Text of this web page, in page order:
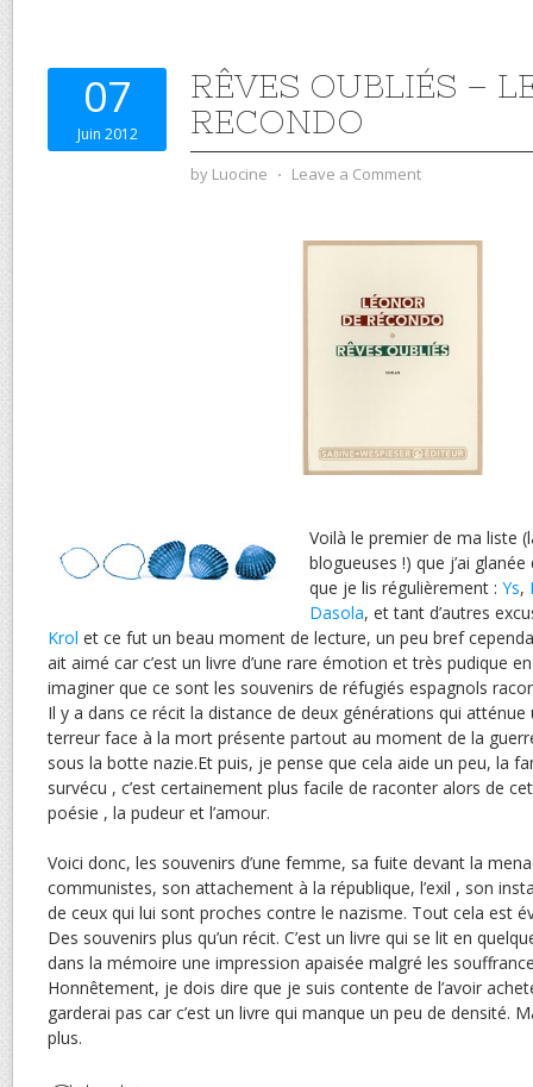
07
Juin 2012
RÊVES OUBLIÉS –
RECONDO
by Luocine ⋅ Leave a Comment
Voilà le premier de ma liste
blogueuses !) que j’ai
que je lis régulièrement : Ys,
Dasola, et tant d’autres
Krol et ce fut un beau moment de lecture, un peu bref
ait aimé car c’est un livre d’une rare émotion et très pudique
imaginer que ce sont les souvenirs de réfugiés espagnols
Il y a dans ce récit la distance de deux générations qui
terreur face à la mort présente partout au moment de la
sous la botte nazie.Et puis, je pense que cela aide un peu, la
survécu , c’est certainement plus facile de raconter alors de
poésie , la pudeur et l’amour.
Voici donc, les souvenirs d’une femme, sa fuite devant la
communistes, son attachement à la république, l’exil , son
de ceux qui lui sont proches contre le nazisme. Tout cela est
Des souvenirs plus qu’un récit. C’est un livre qui se lit en
dans la mémoire une impression apaisée malgré les
Honnêtement, je dois dire que je suis contente de l’avoir
garderai pas car c’est un livre qui manque un peu de densité.
plus.